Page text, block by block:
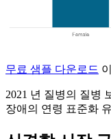
무료 샘플 다운로드
2021 년 질병의 질병
장애의 연령 표준화